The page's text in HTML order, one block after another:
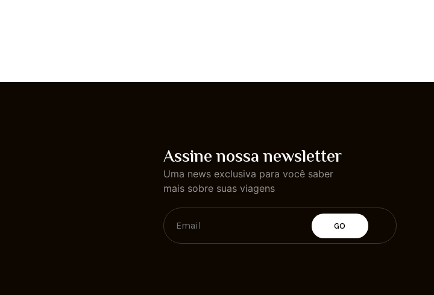
Assine nossa newsletter
Uma news exclusiva para você saber
mais sobre suas viagens
GO